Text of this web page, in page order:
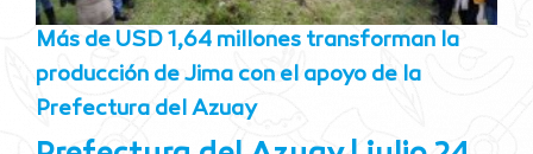
Más de USD 1,64 millones transforman la
producción de Jima con el apoyo de la
Prefectura del Azuay